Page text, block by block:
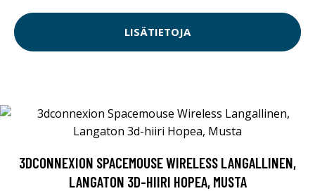
LISÄTIETOJA
3DCONNEXION SPACEMOUSE WIRELESS LANGALLINEN,
LANGATON 3D-HIIRI HOPEA, MUSTA